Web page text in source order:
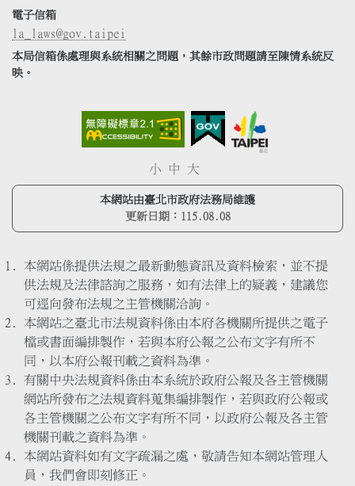
電子信箱
la_laws@gov.taipei
本局信箱係處理與系統相關之問題，其餘市政問題請至陳情系統反
映。
小 中 大
本網站由臺北市政府法務局維護
更新日期： 115.08.08
本網站係提供法規之最新動態資訊及資料檢索，並不提
供法規及法律諮詢之服務，如有法律上的疑義，建議您
可逕向發布法規之主管機關洽詢。
本網站之臺北市法規資料係由本府各機關所提供之電子
檔或書面編排製作，若與本府公報之公布文字有所不
同，以本府公報刊載之資料為準。
有關中央法規資料係由本系統於政府公報及各主管機關
網站所發布之法規資料蒐集編排製作，若與政府公報或
各主管機關之公布文字有所不同，以政府公報及各主管
機關刊載之資料為準。
本網站資料如有文字疏漏之處，敬請告知本網站管理人
員，我們會即刻修正。